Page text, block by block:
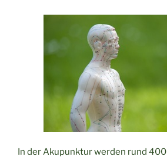
In der Akupunktur werden rund 400